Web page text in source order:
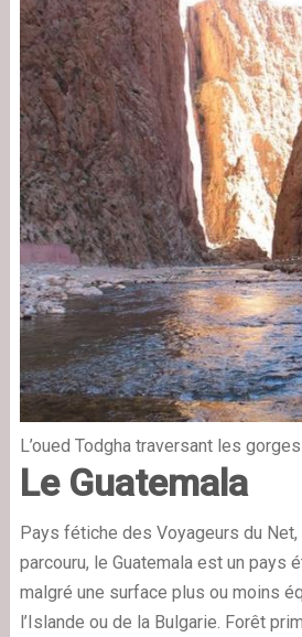
L’oued Todgha traversant les
Le Guatemala
Pays fétiche des Voyageurs du Net,
parcouru, le Guatemala est un pays
malgré une surface plus ou moins
l’Islande ou de la Bulgarie. Forêt